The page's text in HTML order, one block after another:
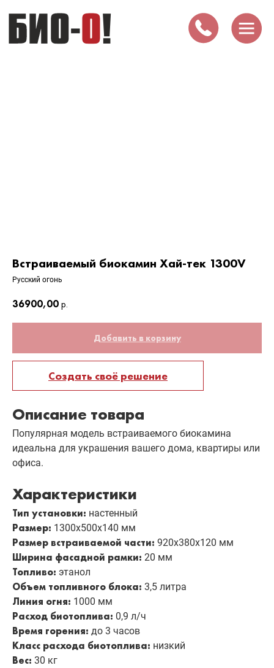
Встраиваемый биокамин Хай-тек 1300V
Русский огонь
36900,00р.
Добавить в корзину
Создать своё решение
Описание товара
Популярная модель встраиваемого биокамина
идеальна для украшения вашего дома, квартиры или
офиса.
Характеристики
Тип установки: настенный
Размер: 1300х500х140 мм
Размер встраиваемой части: 920х380х120 мм
Ширина фасадной рамки: 20 мм
Топливо: этанол
Объем топливного блока: 3,5 литра
Линия огня: 1000 мм
Расход биотоплива: 0,9 л/ч
Время горения: до 3 часов
Класс расхода биотоплива: низкий
Вес: 30 кг